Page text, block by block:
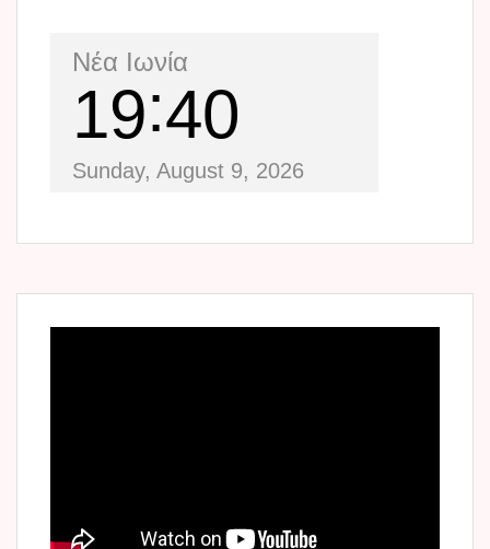
Νέα Ιωνία
19 40
Sunday, August 9, 2026